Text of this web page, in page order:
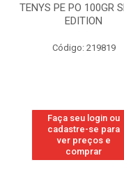
TENYS PE PO 100GR
EDITION
Código: 219819
Faça seu login ou
cadastre-se para
ver preços e
comprar